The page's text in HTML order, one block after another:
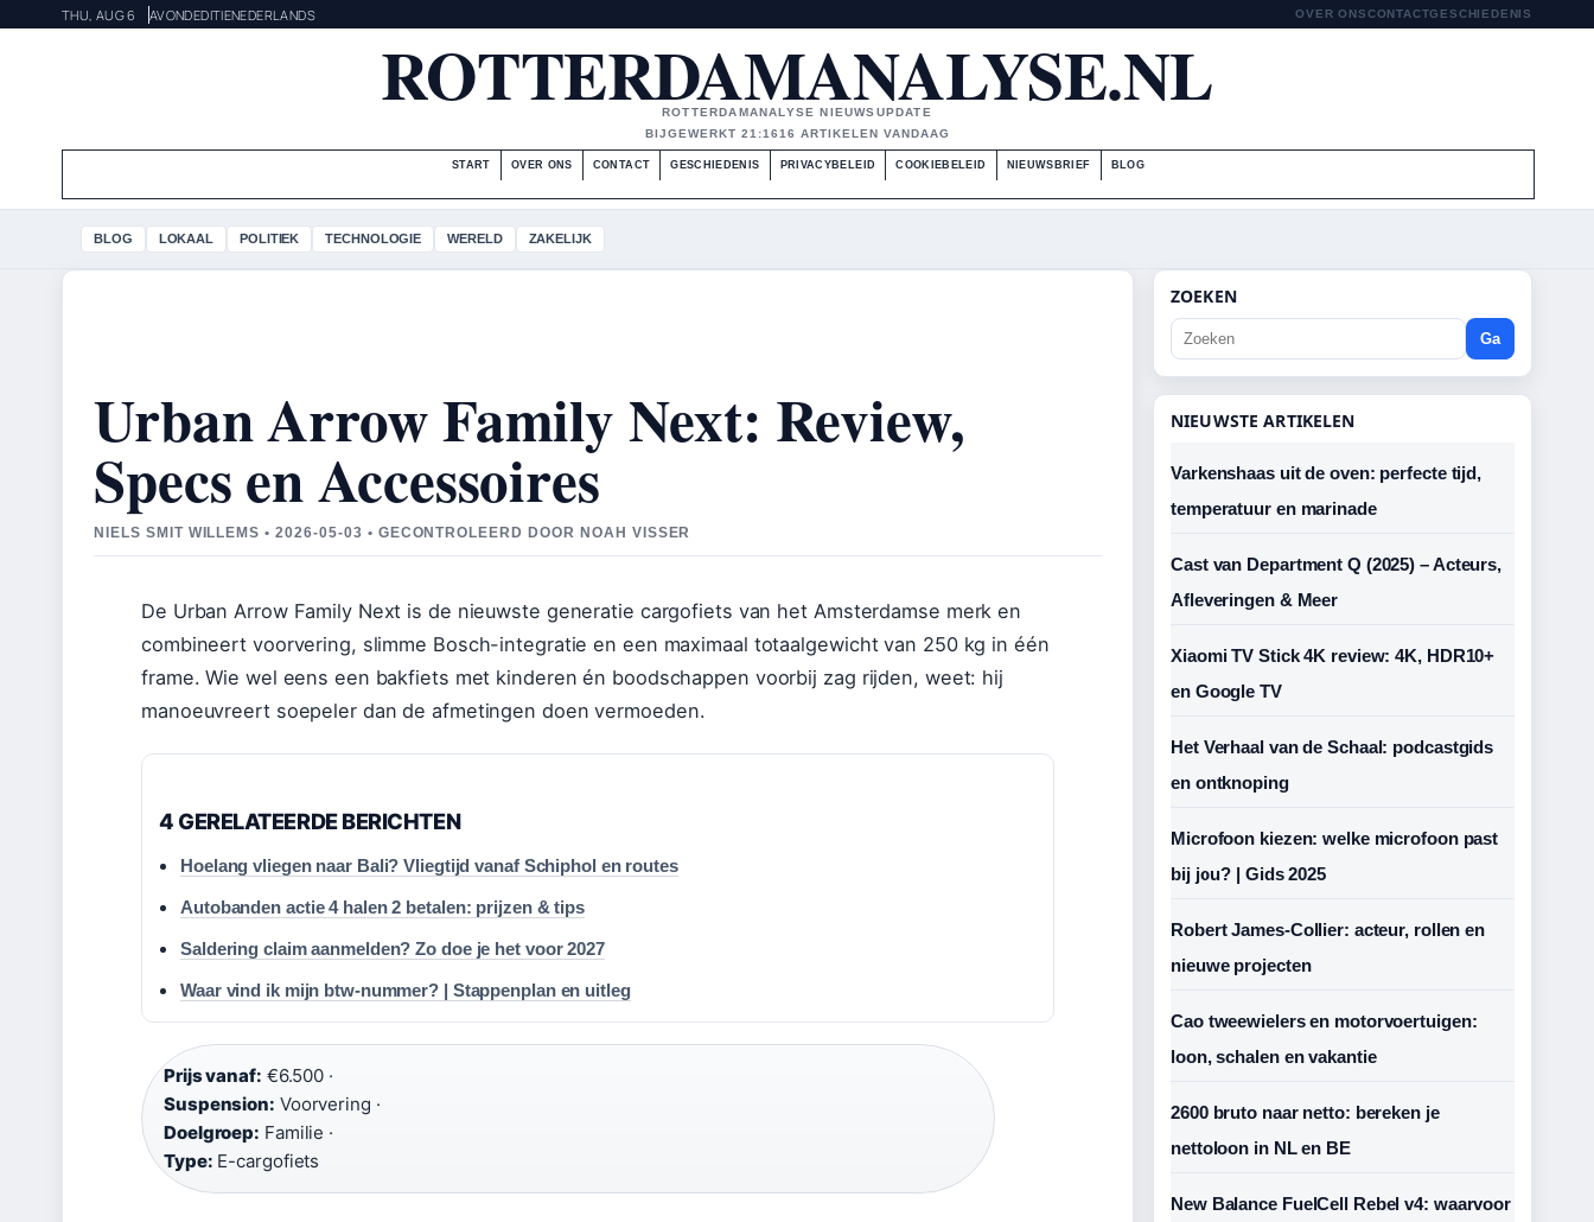
THU, AUG 6 AVONDEDITIENEDERLANDS OVER ONSCONTACTGESCHIEDENIS
ROTTERDAMANALYSE.NL
ROTTERDAMANALYSE NIEUWSUPDATE
BIJGEWERKT 21:1616 ARTIKELEN VANDAAG
START OVER ONS CONTACT GESCHIEDENIS PRIVACYBELEID COOKIEBELEID NIEUWSBRIEF BLOG
BLOG LOKAAL POLITIEK TECHNOLOGIE WERELD ZAKELIJK
Urban Arrow Family Next: Review,
Specs en Accessoires
NIELS SMIT WILLEMS • 2026-05-03 • GECONTROLEERD DOOR NOAH VISSER
De Urban Arrow Family Next is de nieuwste generatie cargofiets van het Amsterdamse merk en
combineert voorvering, slimme Bosch-integratie en een maximaal totaalgewicht van 250 kg in één
frame. Wie wel eens een bakfiets met kinderen én boodschappen voorbij zag rijden, weet: hij
manoeuvreert soepeler dan de afmetingen doen vermoeden.
4 GERELATEERDE BERICHTEN
Hoelang vliegen naar Bali? Vliegtijd vanaf Schiphol en routes
Autobanden actie 4 halen 2 betalen: prijzen & tips
Saldering claim aanmelden? Zo doe je het voor 2027
Waar vind ik mijn btw-nummer? | Stappenplan en uitleg
Prijs vanaf: €6.500 ·
Suspension: Voorvering ·
Doelgroep: Familie ·
Type: E-cargofiets
ZOEKEN
Ga
NIEUWSTE ARTIKELEN
Varkenshaas uit de oven: perfecte tijd,
temperatuur en marinade
Cast van Department Q (2025) – Acteurs,
Afleveringen & Meer
Xiaomi TV Stick 4K review: 4K, HDR10+
en Google TV
Het Verhaal van de Schaal: podcastgids
en ontknoping
Microfoon kiezen: welke microfoon past
bij jou? | Gids 2025
Robert James-Collier: acteur, rollen en
nieuwe projecten
Cao tweewielers en motorvoertuigen:
loon, schalen en vakantie
2600 bruto naar netto: bereken je
nettoloon in NL en BE
New Balance FuelCell Rebel v4: waarvoor